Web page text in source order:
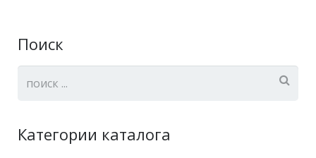
Поиск
Категории каталога